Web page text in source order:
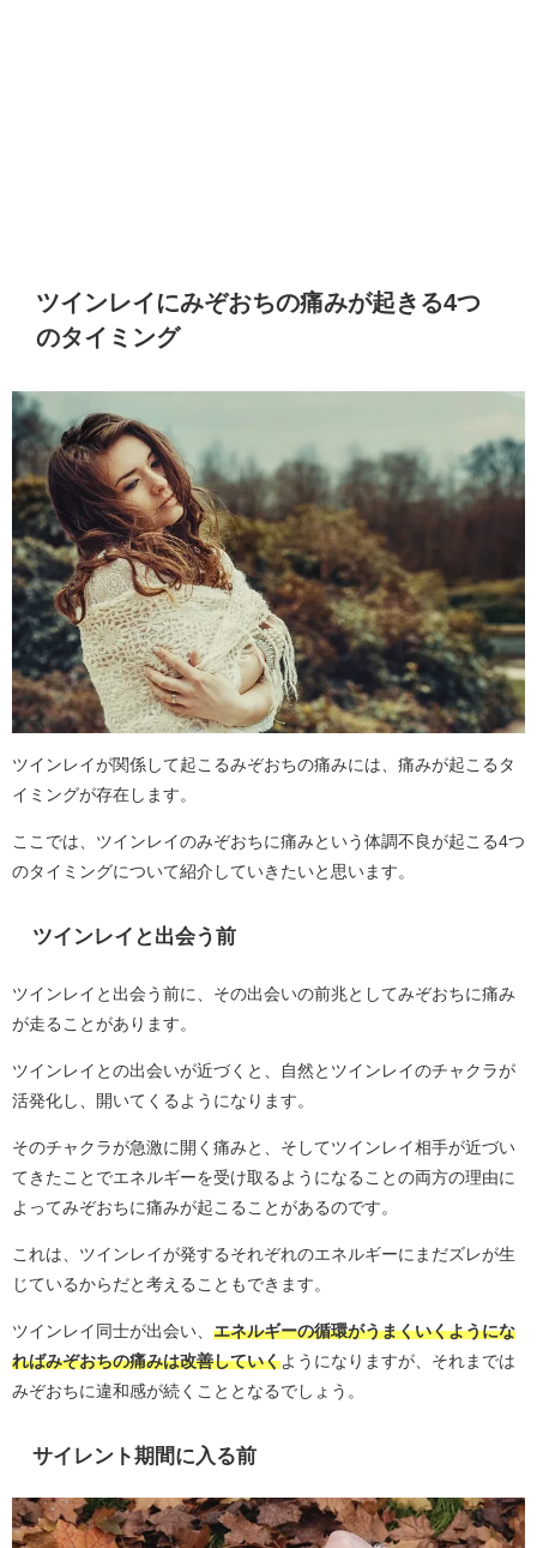
ツインレイにみぞおちの痛みが起きる4つ
のタイミング
ツインレイが関係して起こるみぞおちの痛みには、痛みが起こるタ
イミングが存在します。
ここでは、ツインレイのみぞおちに痛みという体調不良が起こる4つ
のタイミングについて紹介していきたいと思います。
ツインレイと出会う前
ツインレイと出会う前に、その出会いの前兆としてみぞおちに痛み
が走ることがあります。
ツインレイとの出会いが近づくと、自然とツインレイのチャクラが
活発化し、開いてくるようになります。
そのチャクラが急激に開く痛みと、そしてツインレイ相手が近づい
てきたことでエネルギーを受け取るようになることの両方の理由に
よってみぞおちに痛みが起こることがあるのです。
これは、ツインレイが発するそれぞれのエネルギーにまだズレが生
じているからだと考えることもできます。
ツインレイ同士が出会い、 エネルギーの循環がうまくいくようにな
ればみぞおちの痛みは改善していく ようになりますが、それまでは
みぞおちに違和感が続くこととなるでしょう。
サイレント期間に入る前